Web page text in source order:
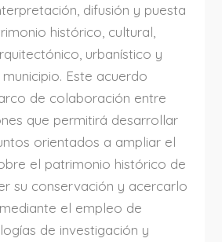
difusión y puesta
histórico, cultural,
urbanístico y
Este acuerdo
de colaboración entre
que permitirá desarrollar
orientados a ampliar el
el patrimonio histórico de
su conservación y acercarlo
el empleo de
de investigación y